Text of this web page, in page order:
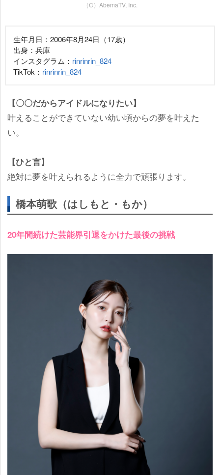
（C）AbemaTV, Inc.
生年月日：2006年8月24日（17歳）
出身：兵庫
インスタグラム： rinrinrin_824
TikTok： rinrinrin_824
【〇〇だからアイドルになりたい】
叶えることができていない幼い頃からの夢を叶えた
い。
【ひと言】
絶対に夢を叶えられるように全力で頑張ります。
橋本萌歌（はしもと・もか）
20年間続けた芸能界引退をかけた最後の挑戦